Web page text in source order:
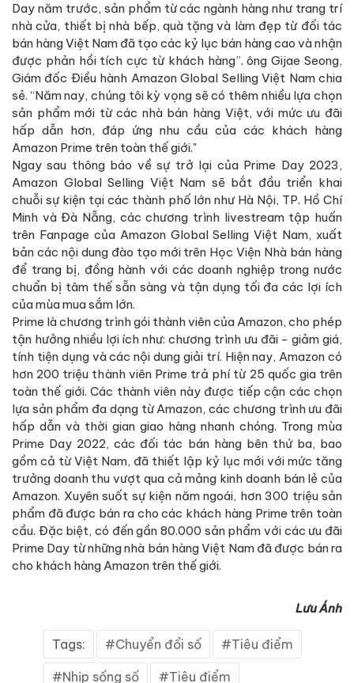
Day năm trước, sản phẩm từ các ngành hàng như trang trí
nhà cửa, thiết bị nhà bếp, quà tặng và làm đẹp từ đối tác
bán hàng Việt Nam đã tạo các kỷ lục bán hàng cao và nhận
được phản hồi tích cực từ khách hàng”. ông Gijae Seong,
Giám đốc Điều hành Amazon Global Selling Việt Nam chia
sẻ. “Năm nay, chúng tôi kỳ vọng sẽ có thêm nhiều lựa chọn
sản phẩm mới từ các nhà bán hàng Việt, với mức ưu đãi
hấp dẫn hơn, đáp ứng nhu cầu của các khách hàng
Amazon Prime trên toàn thế giới."
Ngay sau thông báo về sự trở lại của Prime Day 2023,
Amazon Global Selling Việt Nam sẽ bắt đầu triển khai
chuỗi sự kiện tại các thành phố lớn như Hà Nội, TP. Hồ Chí
Minh và Đà Nẵng, các chương trình livestream tập huấn
trên Fanpage của Amazon Global Selling Việt Nam, xuất
bản các nội dung đào tạo mới trên Học Viện Nhà bán hàng
để trang bị, đồng hành với các doanh nghiệp trong nước
chuẩn bị tâm thế sẵn sàng và tận dụng tối đa các lợi ích
của mùa mua sắm lớn.
Prime là chương trình gói thành viên của Amazon, cho phép
tận hưởng nhiều lợi ích như: chương trình ưu đãi - giảm giá,
tính tiện dụng và các nội dung giải trí. Hiện nay, Amazon có
hơn 200 triệu thành viên Prime trả phí từ 25 quốc gia trên
toàn thế giới. Các thành viên này được tiếp cận các chọn
lựa sản phẩm đa dạng từ Amazon, các chương trình ưu đãi
hấp dẫn và thời gian giao hàng nhanh chóng. Trong mùa
Prime Day 2022, các đối tác bán hàng bên thứ ba, bao
gồm cả từ Việt Nam, đã thiết lập kỷ lục mới với mức tăng
trưởng doanh thu vượt qua cả mảng kinh doanh bán lẻ của
Amazon. Xuyên suốt sự kiện năm ngoái, hơn 300 triệu sản
phẩm đã được bán ra cho các khách hàng Prime trên toàn
cầu. Đặc biệt, có đến gần 80.000 sản phẩm với các ưu đãi
Prime Day từ những nhà bán hàng Việt Nam đã được bán ra
cho khách hàng Amazon trên thế giới.
Lưu Ánh
Tags: Chuyển đổi số Tiêu điểm
Nhịp sống số Tiêu điểm